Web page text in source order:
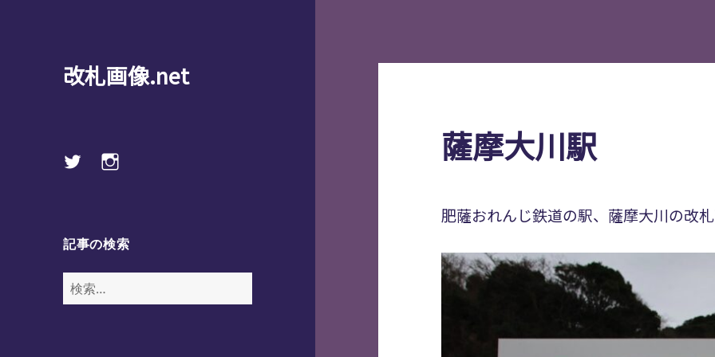
改札画像.net
Twitterinstagram
記事の検索
検
索:
薩摩大川駅
肥薩おれんじ鉄道の駅、薩摩大川の改